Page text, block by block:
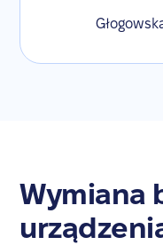
Wymiana